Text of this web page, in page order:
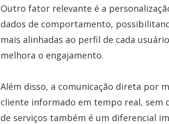
Outro fator relevante é a
dados de comportamento,
mais alinhadas ao perfil de cada
melhora o engajamento.
Além disso, a comunicação direta por
cliente informado em tempo real, sem
de serviços também é um diferencial